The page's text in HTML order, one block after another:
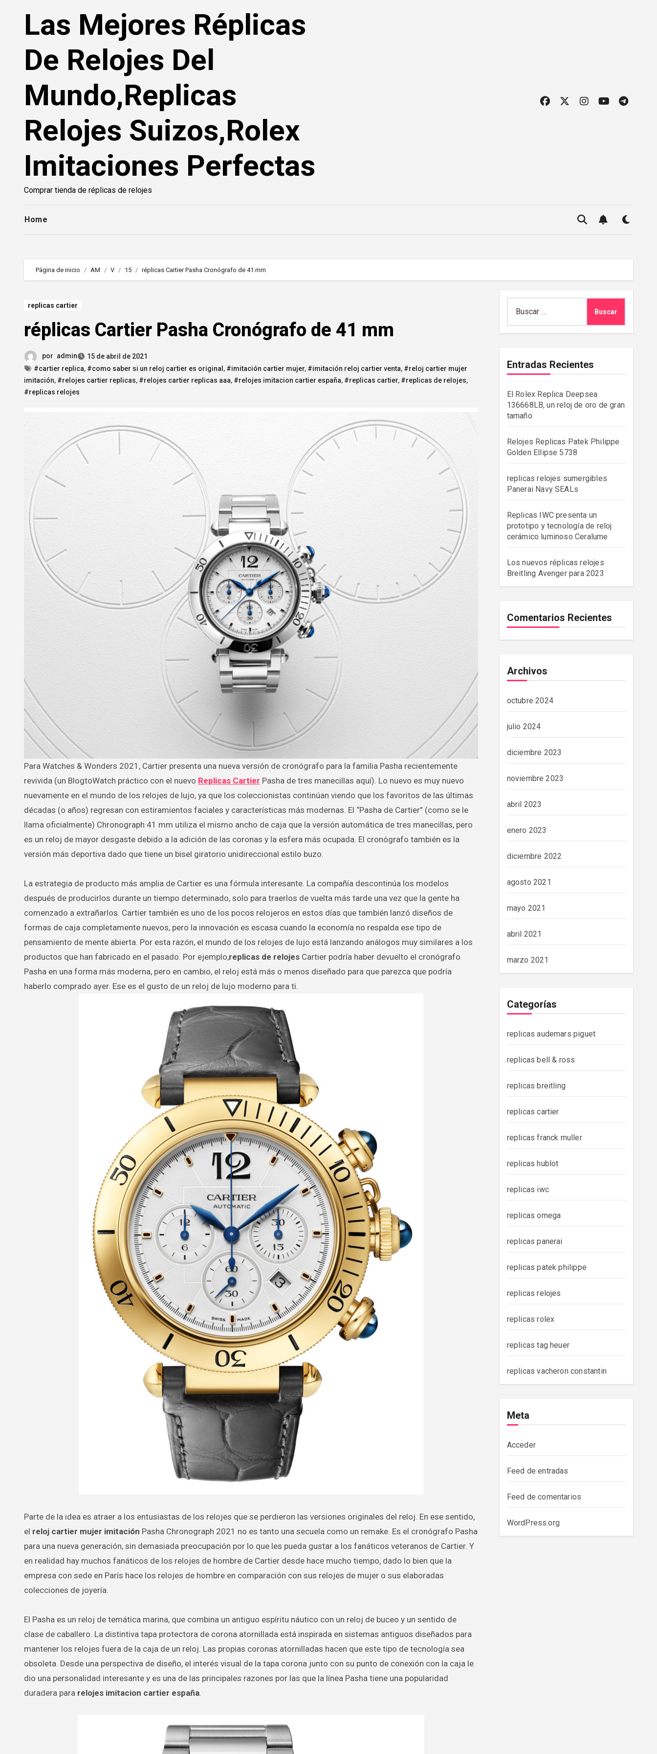
contenidoLas Mejores Réplicas
De Relojes Del
Mundo,Replicas
Relojes Suizos,Rolex
Imitaciones Perfectas
Comprar tienda de réplicas de relojes
Home
Página de inicio AM V 15 réplicas Cartier Pasha Cronógrafo de 41 mm
replicas cartier
réplicas Cartier Pasha Cronógrafo de 41 mm
por admin
15 de abril de 2021
#cartier replica, #como saber si un reloj cartier es original , #imitación cartier mujer, #imitación reloj cartier venta, #reloj cartier mujer
imitación, #relojes cartier replicas, #relojes cartier replicas aaa, #relojes imitacion cartier españa, #replicas cartier, #replicas de relojes,
#replicas relojes
Para Watches & Wonders 2021, Cartier presenta una nueva versión de cronógrafo para la familia Pasha recientemente
revivida (un BlogtoWatch práctico con el nuevo Replicas Cartier Pasha de tres manecillas aquí). Lo nuevo es muy nuevo
nuevamente en el mundo de los relojes de lujo, ya que los coleccionistas continúan viendo que los favoritos de las últimas
décadas (o años) regresan con estiramientos faciales y características más modernas. El “Pasha de Cartier” (como se le
llama oficialmente) Chronograph 41 mm utiliza el mismo ancho de caja que la versión automática de tres manecillas, pero
es un reloj de mayor desgaste debido a la adición de las coronas y la esfera más ocupada. El cronógrafo también es la
versión más deportiva dado que tiene un bisel giratorio unidireccional estilo buzo.
La estrategia de producto más amplia de Cartier es una fórmula interesante. La compañía descontinúa los modelos
después de producirlos durante un tiempo determinado, solo para traerlos de vuelta más tarde una vez que la gente ha
comenzado a extrañarlos. Cartier también es uno de los pocos relojeros en estos días que también lanzó diseños de
formas de caja completamente nuevos, pero la innovación es escasa cuando la economía no respalda ese tipo de
pensamiento de mente abierta. Por esta razón, el mundo de los relojes de lujo está lanzando análogos muy similares a los
productos que han fabricado en el pasado. Por ejemplo,replicas de relojes Cartier podría haber devuelto el cronógrafo
Pasha en una forma más moderna, pero en cambio, el reloj está más o menos diseñado para que parezca que podría
haberlo comprado ayer. Ese es el gusto de un reloj de lujo moderno para ti.
Parte de la idea es atraer a los entusiastas de los relojes que se perdieron las versiones originales del reloj. En ese sentido,
el reloj cartier mujer imitación Pasha Chronograph 2021 no es tanto una secuela como un remake. Es el cronógrafo Pasha
para una nueva generación, sin demasiada preocupación por lo que les pueda gustar a los fanáticos veteranos de Cartier. Y
en realidad hay muchos fanáticos de los relojes de hombre de Cartier desde hace mucho tiempo, dado lo bien que la
empresa con sede en París hace los relojes de hombre en comparación con sus relojes de mujer o sus elaboradas
colecciones de joyería.
El Pasha es un reloj de temática marina, que combina un antiguo espíritu náutico con un reloj de buceo y un sentido de
clase de caballero. La distintiva tapa protectora de corona atornillada está inspirada en sistemas antiguos diseñados para
mantener los relojes fuera de la caja de un reloj. Las propias coronas atornilladas hacen que este tipo de tecnología sea
obsoleta. Desde una perspectiva de diseño, el interés visual de la tapa corona junto con su punto de conexión con la caja le
dio una personalidad interesante y es una de las principales razones por las que la línea Pasha tiene una popularidad
duradera para relojes imitacion cartier españa.
Entradas Recientes
El Rolex Replica Deepsea
136668LB, un reloj de oro de gran
tamaño
Relojes Replicas Patek Philippe
Golden Ellipse 5738
replicas relojes sumergibles
Panerai Navy SEALs
Replicas IWC presenta un
prototipo y tecnología de reloj
cerámico luminoso Ceralume
Los nuevos réplicas relojes
Breitling Avenger para 2023
Comentarios Recientes
Archivos
octubre 2024
julio 2024
diciembre 2023
noviembre 2023
abril 2023
enero 2023
diciembre 2022
agosto 2021
mayo 2021
abril 2021
marzo 2021
Categorías
replicas audemars piguet
replicas bell & ross
replicas breitling
replicas cartier
replicas franck muller
replicas hublot
replicas iwc
replicas omega
replicas panerai
replicas patek philippe
replicas relojes
replicas rolex
replicas tag heuer
replicas vacheron constantin
Meta
Acceder
Feed de entradas
Feed de comentarios
WordPress.org